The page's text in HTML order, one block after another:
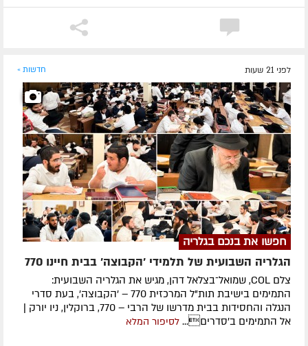
לפני 21 שעות חדשות »
חפשו את בנכם בגלריה
הגלריה השבועית של תלמידי 'הקבוצה' בבית חיינו 770
צלם COL, שמואל־בצלאל דהן, מגיש את הגלריה השבועית:
התמימים בישיבת תות"ל המרכזית 770 – 'הקבוצה', בעת סדרי
הנגלה והחסידות בבית מדרשו של הרבי – 770, ברוקלין, ניו יורק |
אל התמימים ב'סדרים... לסיפור המלא